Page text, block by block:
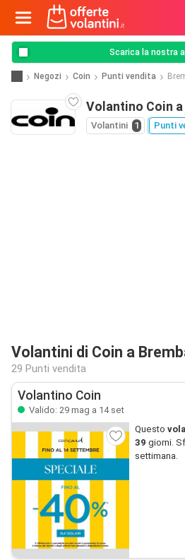
Scarica la nostra
Negozi Coin Punti vendita
Volantino Coin
Volantini 1 Punti
Volantini di Coin a
29 Punti vendita
Volantino Coin
Valido: 29 mag a 14 set
Questo
39 giorni.
settimana.